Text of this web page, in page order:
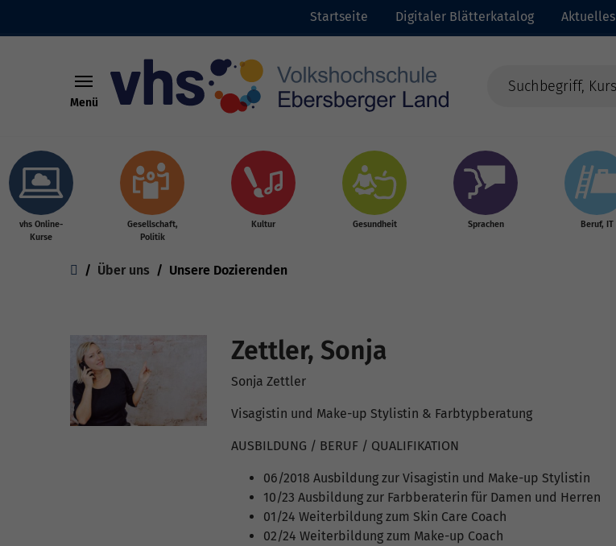
Startseite Digitaler Blätterkatalog Aktuelles
Menü
vhs Online-
Kurse
Gesellschaft,
Politik
Kultur Gesundheit Sprachen Beruf, IT
You are here:
Über uns Unsere Dozierenden
Zettler, Sonja
Sonja Zettler
Visagistin und Make-up Stylistin & Farbtypberatung
AUSBILDUNG / BERUF / QUALIFIKATION
06/2018 Ausbildung zur Visagistin und Make-up Stylistin
10/23 Ausbildung zur Farbberaterin für Damen und Herren
01/24 Weiterbildung zum Skin Care Coach
02/24 Weiterbildung zum Make-up Coach